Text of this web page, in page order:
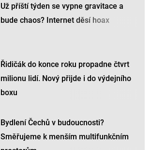
Už příští týden se vypne gravitace a
bude chaos? Internet děsí hoax
Řidičák do konce roku propadne čtvrt
milionu lidí. Nový přijde i do výdejního
boxu
Bydlení Čechů v budoucnosti?
Směřujeme k menším multifunkčním